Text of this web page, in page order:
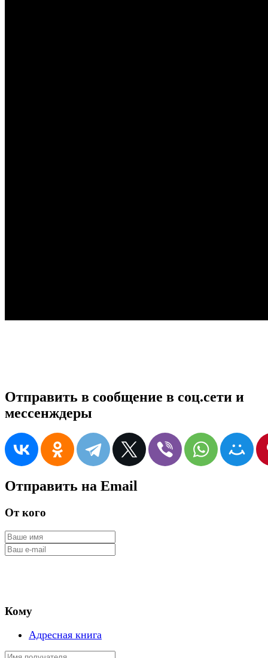
Отправить в сообщение в соц.сети и
мессенждеры
Отправить на Email
От кого
Кому
Адресная книга